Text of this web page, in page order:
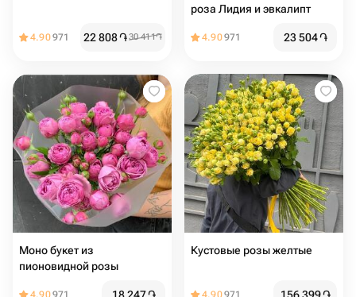
4.90971 22 808֏30 411֏
роза Лидия и эвкалипт
4.90971 23 504֏
Моно букет из
пионовидной розы
4.90971
Кустовые розы желтые
4.90971